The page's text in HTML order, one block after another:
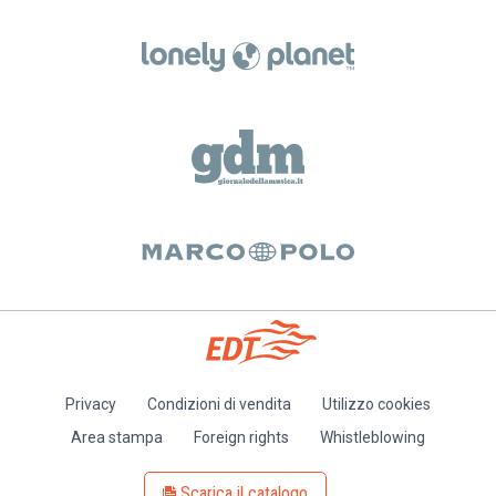
Privacy Condizioni di vendita
Utilizzo cookies
Area stampa
Foreign rights Whistleblowing